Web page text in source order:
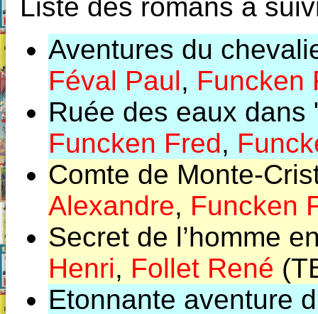
Liste des romans à
Aventures du
Féval Paul, Funcken
Ruée des eaux
Funcken Fred,
Comte de Monte-
Alexandre, Funcken
Secret de l’homme
Henri, Follet René
Etonnante aventure